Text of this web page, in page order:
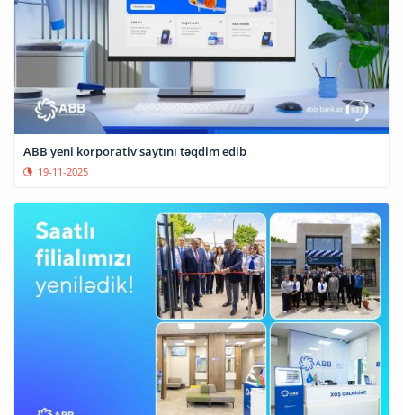
ABB yeni korporativ saytını təqdim edib
19-11-2025